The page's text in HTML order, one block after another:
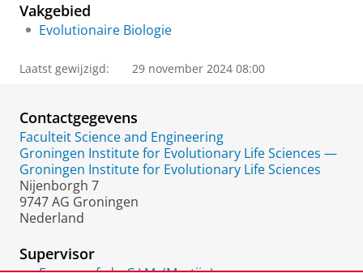
r
c
P
o
t
a
l
Vakgebied
Evolutionaire Biologie
Laatst gewijzigd: 29 november 2024 08:00
Contactgegevens
Faculteit Science and Engineering
Groningen Institute for Evolutionary Life Sciences —
Groningen Institute for Evolutionary Life Sciences
Nijenborgh 7
9747 AG Groningen
Nederland
Supervisor